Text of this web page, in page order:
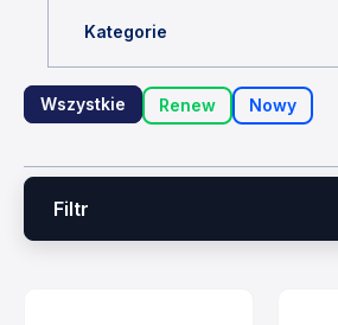
Kategorie
Wszystkie Renew Nowy
Filtr